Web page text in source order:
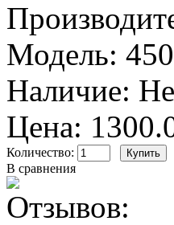
Модель:
Наличие:
Цена:
Количество:
В сравнения